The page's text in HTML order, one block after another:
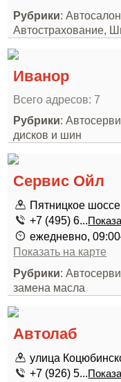
Рубрики:
Автострахование,
Иванор
Всего адресов: 7
Рубрики:
дисков и шин
Сервис Ойл
Пятницкое
+7 (495) 6...
ежедневно,
Показать на карте
Рубрики:
замена масла
Автолаб
улица
+7 (926) 5...